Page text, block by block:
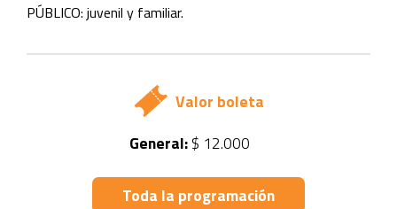
PÚBLICO: juvenil y familiar.
Valor boleta
General:$ 12.000
Toda la programación